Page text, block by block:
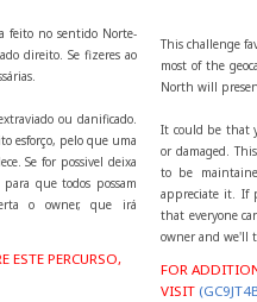
feito no sentido Norte-
direito. Se fizeres ao
ou danificado.
esforço, pelo que uma
Se for possivel deixa
que todos possam
o owner, que irá
ESTE PERCURSO,
This challenge
most of the
North will
It could be that
or damaged.
to be
appreciate it. If
that everyone
owner and we'll
FOR
VISIT